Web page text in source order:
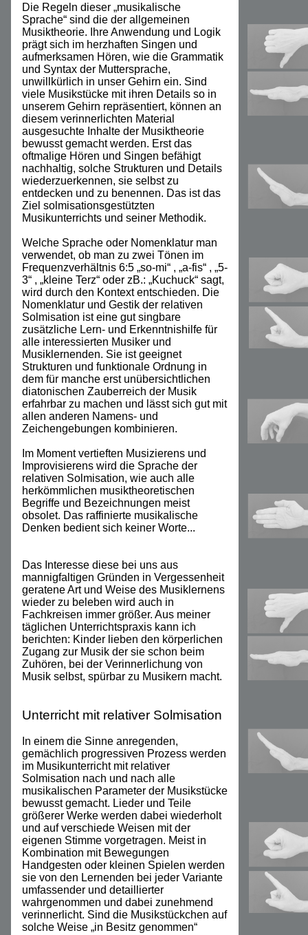
Die Regeln dieser „musikalische
Sprache“ sind die der allgemeinen
Musiktheorie. Ihre Anwendung und Logik
prägt sich im herzhaften Singen und
aufmerksamen Hören, wie die Grammatik
und Syntax der Muttersprache,
unwillkürlich in unser Gehirn ein. Sind
viele Musikstücke mit ihren Details so in
unserem Gehirn repräsentiert, können an
diesem verinnerlichten Material
ausgesuchte Inhalte der Musiktheorie
bewusst gemacht werden. Erst das
oftmalige Hören und Singen befähigt
nachhaltig, solche Strukturen und Details
wiederzuerkennen, sie selbst zu
entdecken und zu benennen. Das ist das
Ziel solmisationsgestützten
Musikunterrichts und seiner Methodik.
Welche Sprache oder Nomenklatur man
verwendet, ob man zu zwei Tönen im
Frequenzverhältnis 6:5 „so-mi“ , „a-fis“ , „5-
3“ , „kleine Terz“ oder zB.: „Kuchuck“ sagt,
wird durch den Kontext entschieden. Die
Nomenklatur und Gestik der relativen
Solmisation ist eine gut singbare
zusätzliche Lern- und Erkenntnishilfe für
alle interessierten Musiker und
Musiklernenden. Sie ist geeignet
Strukturen und funktionale Ordnung in
dem für manche erst unübersichtlichen
diatonischen Zauberreich der Musik
erfahrbar zu machen und lässt sich gut mit
allen anderen Namens- und
Zeichengebungen kombinieren.
Im Moment vertieften Musizierens und
Improvisierens wird die Sprache der
relativen Solmisation, wie auch alle
herkömmlichen musiktheoretischen
Begriffe und Bezeichnungen meist
obsolet. Das raffinierte musikalische
Denken bedient sich keiner Worte...
Das Interesse diese bei uns aus
mannigfaltigen Gründen in Vergessenheit
geratene Art und Weise des Musiklernens
wieder zu beleben wird auch in
Fachkreisen immer größer. Aus meiner
täglichen Unterrichtspraxis kann ich
berichten: Kinder lieben den körperlichen
Zugang zur Musik der sie schon beim
Zuhören, bei der Verinnerlichung von
Musik selbst, spürbar zu Musikern macht.
Unterricht mit relativer Solmisation
In einem die Sinne anregenden,
gemächlich progressiven Prozess werden
im Musikunterricht mit relativer
Solmisation nach und nach alle
musikalischen Parameter der Musikstücke
bewusst gemacht. Lieder und Teile
größerer Werke werden dabei wiederholt
und auf verschiede Weisen mit der
eigenen Stimme vorgetragen. Meist in
Kombination mit Bewegungen
Handgesten oder kleinen Spielen werden
sie von den Lernenden bei jeder Variante
umfassender und detaillierter
wahrgenommen und dabei zunehmend
verinnerlicht. Sind die Musikstückchen auf
solche Weise „in Besitz genommen“